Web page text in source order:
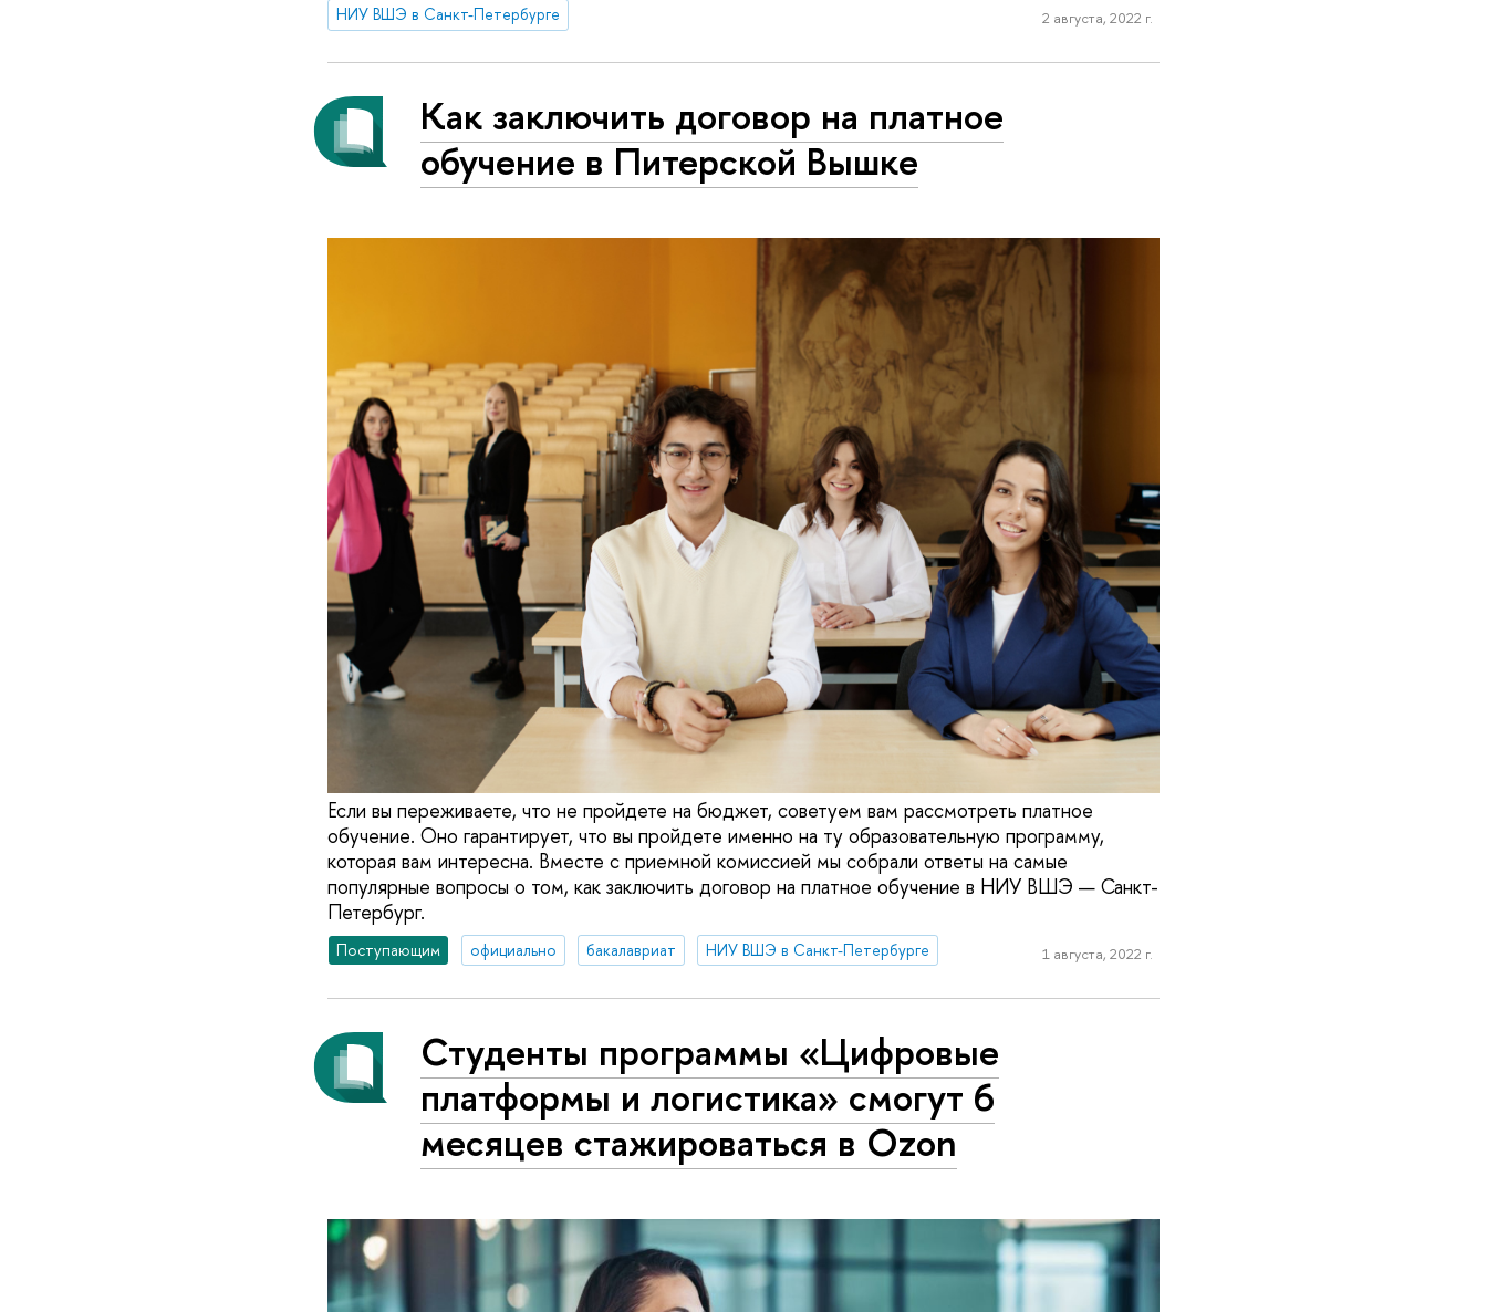
НИУ ВШЭ в Санкт-Петербурге
2 августа, 2022 г.
Как заключить договор на платное
обучение в Питерской Вышке
Если вы переживаете, что не пройдете на бюджет, советуем вам рассмотреть платное
обучение. Оно гарантирует, что вы пройдете именно на ту образовательную программу,
которая вам интересна. Вместе с приемной комиссией мы собрали ответы на самые
популярные вопросы о том, как заключить договор на платное обучение в НИУ ВШЭ — Санкт-
Петербург.
Поступающим официально бакалавриат НИУ ВШЭ в Санкт-Петербурге 1 августа, 2022 г.
Студенты программы «Цифровые
платформы и логистика» смогут 6
месяцев стажироваться в Ozon